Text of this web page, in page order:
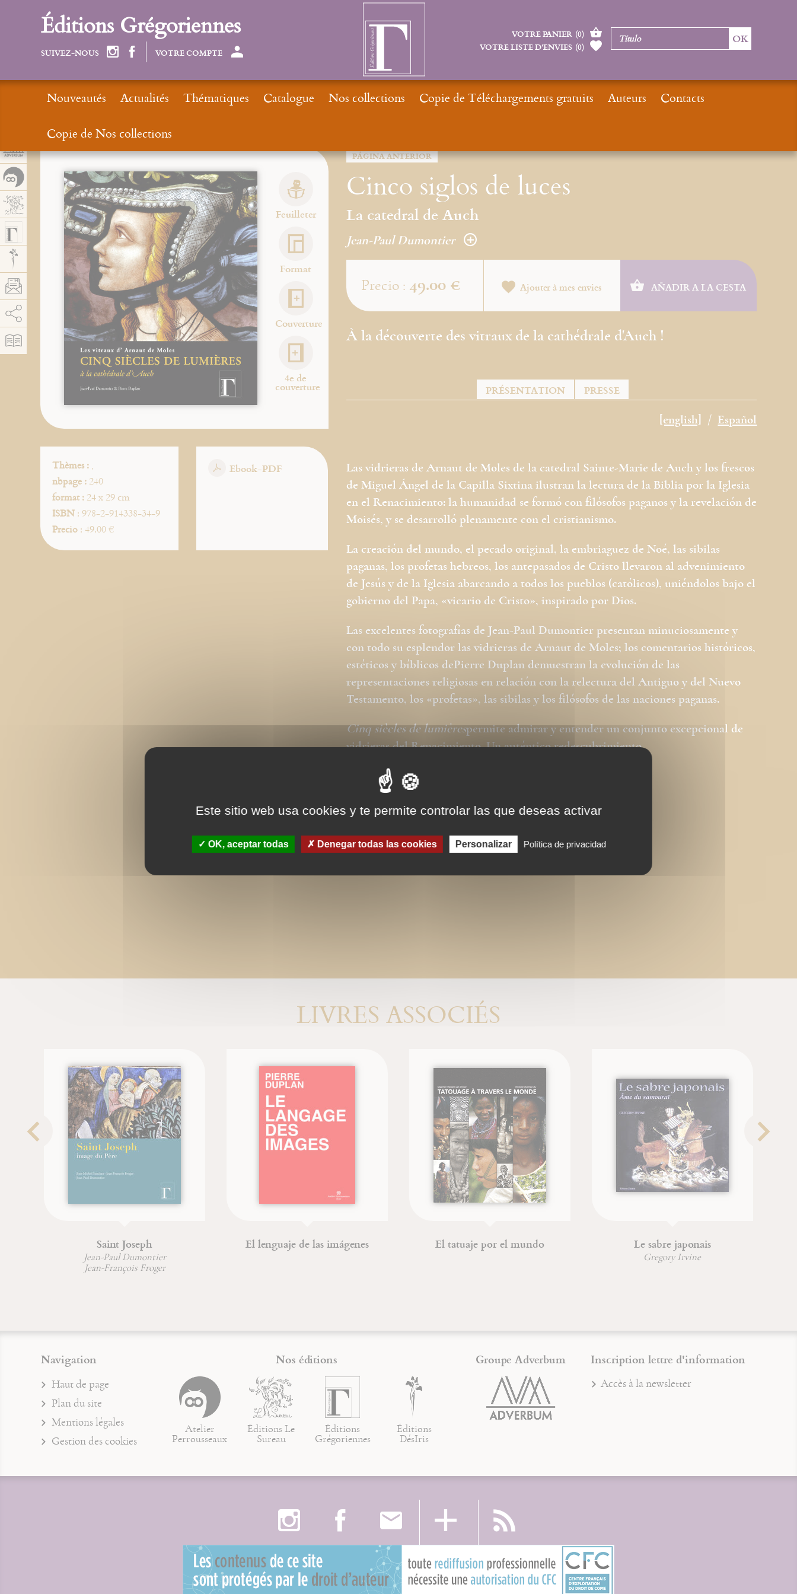
PÁGINA ANTERIOR
Cinco siglos de luces
La catedral de Auch
Jean-Paul Dumontier
Feuilleter
Format
Couverture
4e de
couverture
Thèmes : ,
nbpage :240
format :24 x 29 cm
ISBN: 978-2-914338-34-9
Precio: 49.00 €
Ebook-PDF
Precio : 49.00 € Ajouter à mes envies AÑADIR A LA CESTA
À la découverte des vitraux de la cathédrale d'Auch !
PRÉSENTATION PRESSE
[english] Español
Las vidrieras de Arnaut de Moles de la catedral Sainte-Marie de Auch y los frescos
de Miguel Ángel de la Capilla Sixtina ilustran la lectura de la Biblia por la Iglesia
en el Renacimiento: la humanidad se formó con filósofos paganos y la revelación de
Moisés, y se desarrolló plenamente con el cristianismo.
La creación del mundo, el pecado original, la embriaguez de Noé, las sibilas
paganas, los profetas hebreos, los antepasados de Cristo llevaron al advenimiento
de Jesús y de la Iglesia abarcando a todos los pueblos (católicos), uniéndolos bajo el
gobierno del Papa, «vicario de Cristo», inspirado por Dios.
Las excelentes fotografías de Jean-Paul Dumontier presentan minuciosamente y
con todo su esplendor las vidrieras de Arnaut de Moles; los comentarios históricos,
estéticos y bíblicos dePierre Duplan demuestran la evolución de las
representaciones religiosas en relación con la relectura del Antiguo y del Nuevo
Testamento, los «profetas», las sibilas y los filósofos de las naciones paganas.
Cinq siècles de lumièrespermite admirar y entender un conjunto excepcional de
vidrieras del Renacimiento. Un auténtico redescubrimiento.
LIVRES ASSOCIÉS
Saint Joseph
Jean-Paul Dumontier
Jean-François Froger
El lenguaje de las imágenes El tatuaje por el mundo Le sabre japonais
Gregory Irvine
Navigation
Haut de page
Plan du site
Mentions légales
Gestion des cookies
Nos éditions
Atelier
Perrousseaux
Éditions Le
Sureau
Éditions
Grégoriennes
Éditions
DésIris
Groupe Adverbum Inscription lettre d'information
Accès à la newsletter
Éditions Grégoriennes
SUIVEZ-NOUS VOTRE COMPTE
VOTRE PANIER (0)
VOTRE LISTE D’ENVIES (0)
Nouveautés Actualités Thématiques Catalogue Nos collections Copie de Téléchargements gratuits Auteurs
Contacts
Copie de Nos collections
AddThis está deshabilitado. Permitir
Panel de gestión de cookies
Este sitio web usa cookies y te permite controlar las que deseas activar
OK, aceptar todas Denegar todas las cookies Personalizar Política de privacidad